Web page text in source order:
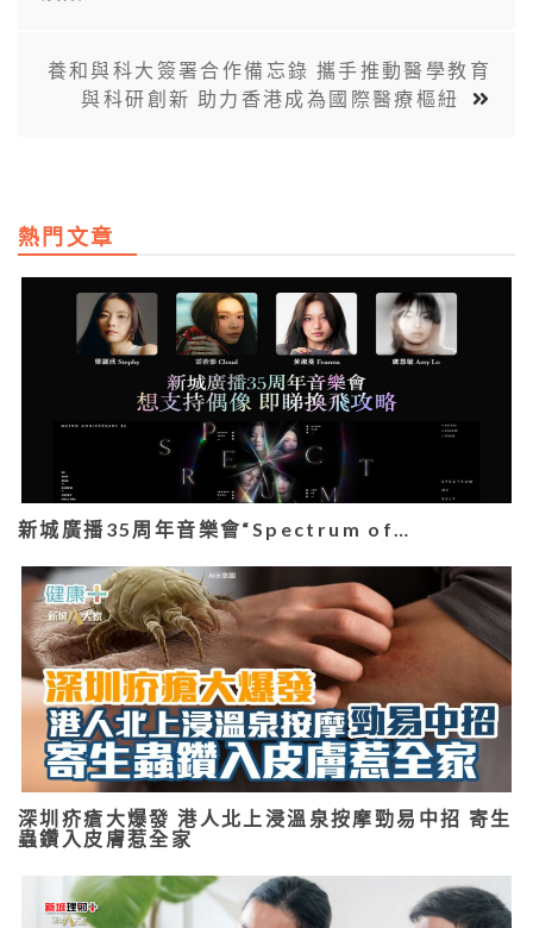
養和與科大簽署合作備忘錄 攜手推動醫學教育
與科研創新 助力香港成為國際醫療樞紐
熱門文章
新城廣播35周年音樂會“Spectrum of…
深圳疥瘡大爆發 港人北上浸溫泉按摩勁易中招 寄生
蟲鑽入皮膚惹全家